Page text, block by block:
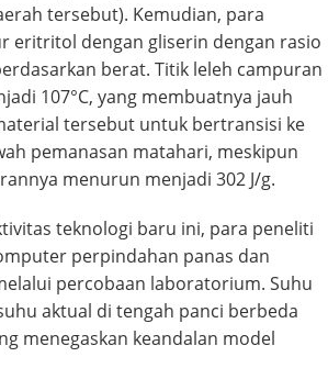
tersebut). Kemudian, para
eritritol dengan gliserin dengan rasio
berat. Titik leleh campuran
107°C, yang membuatnya jauh
tersebut untuk bertransisi ke
pemanasan matahari, meskipun
menurun menjadi 302 J/g.
teknologi baru ini, para peneliti
perpindahan panas dan
percobaan laboratorium. Suhu
aktual di tengah panci berbeda
menegaskan keandalan model